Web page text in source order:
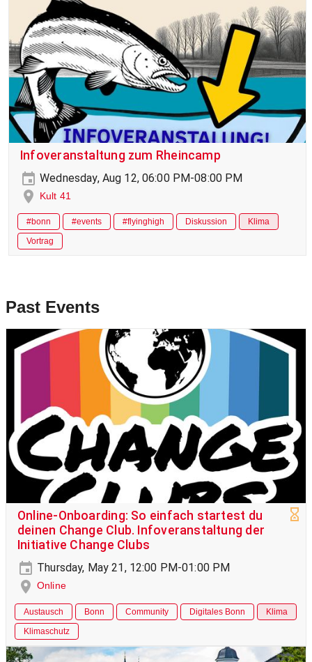
Infoveranstaltung zum Rheincamp
Wednesday, Aug 12, 06:00 PM-08:00 PM
Kult 41
#bonn #events #flyinghigh Diskussion
Klima
Vortrag
Past Events
Online-Onboarding: So einfach startest du
deinen Change Club. Infoveranstaltung der
Initiative Change Clubs
Thursday, May 21, 12:00 PM-01:00 PM
Online
Austausch Bonn Community Digitales Bonn
Klima
Klimaschutz